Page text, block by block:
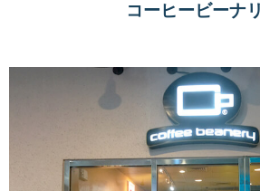
コーヒービーナ